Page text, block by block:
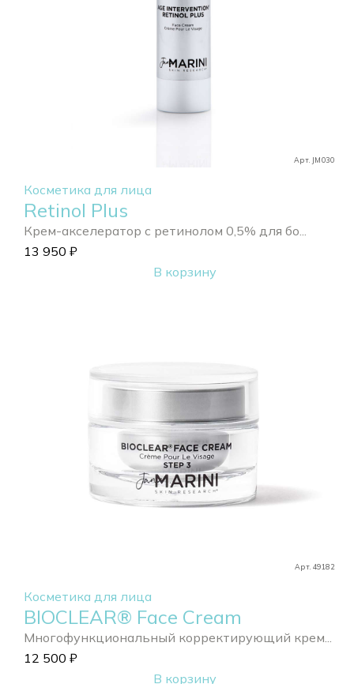
Арт. JM030
Косметика для лица
Retinol Plus
Крем-акселератор с ретинолом 0,5% для бо...
13 950 ₽
В корзину
Арт. 49182
Косметика для лица
BIOCLEAR® Face Cream
Многофункциональный корректирующий крем...
12 500 ₽
В корзину